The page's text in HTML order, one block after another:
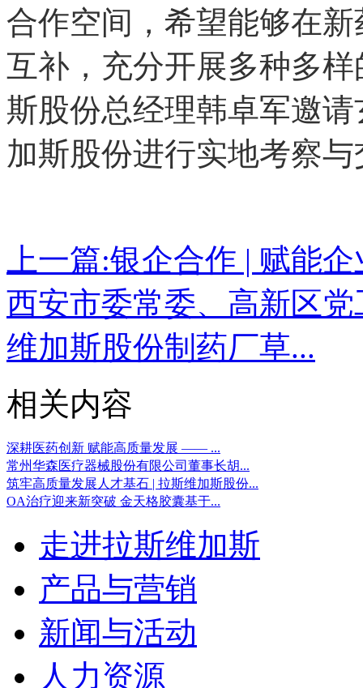
合作空间，希望能够在
互补，充分开展多种多
斯股份总经理韩卓军邀
加斯股份进行实地考察与
上一篇:银企合作 | 赋能
西安市委常委、高新区
维加斯股份制药厂草...
相关内容
深耕医药创新 赋能高质量发展 —— ...
常州华森医疗器械股份有限公司董事长胡...
筑牢高质量发展人才基石 | 拉斯维加斯股份...
OA治疗迎来新突破 金天格胶囊基于...
走进拉斯维加斯
产品与营销
新闻与活动
人力资源